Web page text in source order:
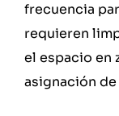
frecuencia
requieren
el espacio en
asignación de